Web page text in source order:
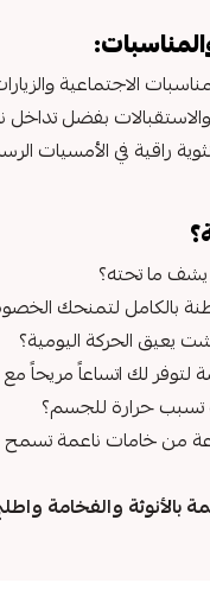
الاجتماعية
بفضل
راقية في الأمسيات
ما تحته؟
بالكامل لتمنحك
الحركة اليومية؟
لك اتساعاً مريحاً
تسبب حرارة للجسم؟
من خامات ناعمة تسمح
بالأنوثة والفخامة